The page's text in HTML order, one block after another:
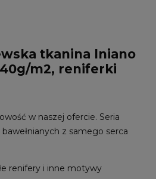
tkanina lniano
m2, reniferki
w naszej ofercie. Seria
z samego serca
renifery i inne motywy